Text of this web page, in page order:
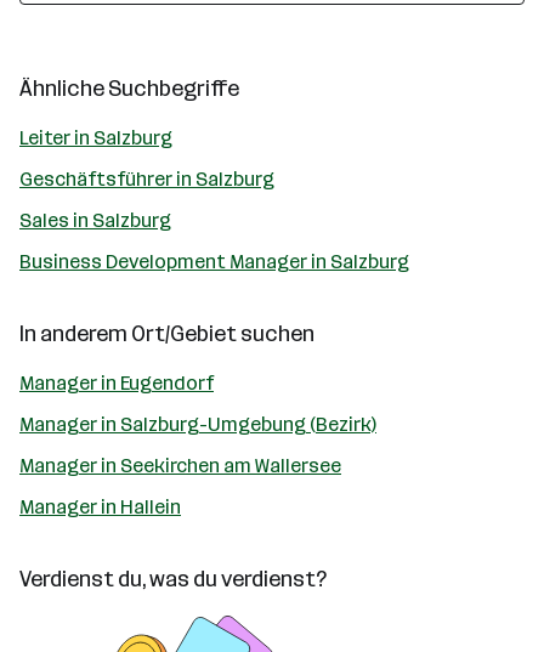
Ähnliche Suchbegriffe
Leiter in Salzburg
Geschäftsführer in Salzburg
Sales in Salzburg
Business Development Manager in Salzburg
In anderem Ort/Gebiet suchen
Manager in Eugendorf
Manager in Salzburg-Umgebung (Bezirk)
Manager in Seekirchen am Wallersee
Manager in Hallein
Verdienst du, was du verdienst?